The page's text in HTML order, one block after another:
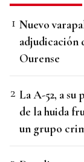
Nuevo
adjudicación
Ourense
La A-52, a su
de la huida
un grupo